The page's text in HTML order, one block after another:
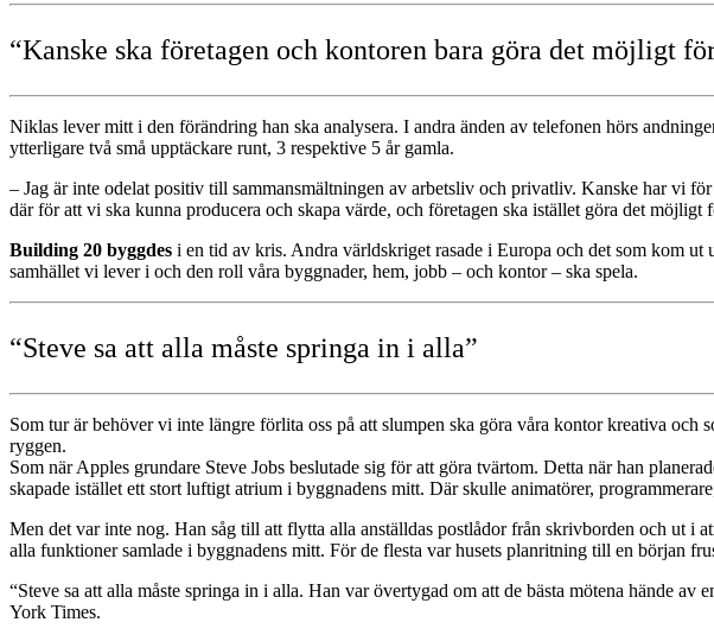
“Kanske ska företagen och kontoren bara göra det möjligt
Niklas lever mitt i den förändring han ska analysera. I andra änden av telefonen hörs
ytterligare två små upptäckare runt, 3 respektive 5 år gamla.
– Jag är inte odelat positiv till sammansmältningen av arbetsliv och privatliv. Kanske har vi
där för att vi ska kunna producera och skapa värde, och företagen ska istället göra det
Building 20 byggdes i en tid av kris. Andra världskriget rasade i Europa och det som kom
samhället vi lever i och den roll våra byggnader, hem, jobb – och kontor – ska spela.
“Steve sa att alla måste springa in i alla”
Som tur är behöver vi inte längre förlita oss på att slumpen ska göra våra kontor kreativa
ryggen.
Som när Apples grundare Steve Jobs beslutade sig för att göra tvärtom. Detta när han
skapade istället ett stort luftigt atrium i byggnadens mitt. Där skulle animatörer,
Men det var inte nog. Han såg till att flytta alla anställdas postlådor från skrivborden och ut i
alla funktioner samlade i byggnadens mitt. För de flesta var husets planritning till en början
“Steve sa att alla måste springa in i alla. Han var övertygad om att de bästa mötena hände
York Times.